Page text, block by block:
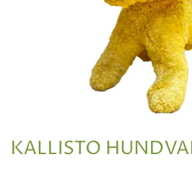
KALLISTO